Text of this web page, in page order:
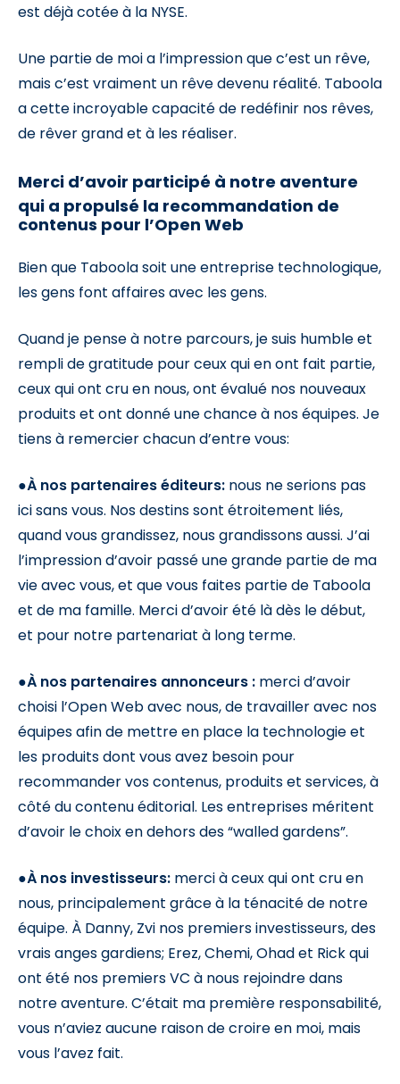
est déjà cotée à la NYSE.
Une partie de moi a l’impression que c’est un rêve,
mais c’est vraiment un rêve devenu réalité. Taboola
a cette incroyable capacité de redéfinir nos rêves,
de rêver grand et à les réaliser.
Merci d’avoir participé à notre aventure
qui a propulsé la recommandation de
contenus pour l’Open Web
Bien que Taboola soit une entreprise technologique,
les gens font affaires avec les gens.
Quand je pense à notre parcours, je suis humble et
rempli de gratitude pour ceux qui en ont fait partie,
ceux qui ont cru en nous, ont évalué nos nouveaux
produits et ont donné une chance à nos équipes. Je
tiens à remercier chacun d’entre vous:
●À nos partenaires éditeurs: nous ne serions pas
ici sans vous. Nos destins sont étroitement liés,
quand vous grandissez, nous grandissons aussi. J’ai
l’impression d’avoir passé une grande partie de ma
vie avec vous, et que vous faites partie de Taboola
et de ma famille. Merci d’avoir été là dès le début,
et pour notre partenariat à long terme.
●À nos partenaires annonceurs : merci d’avoir
choisi l’Open Web avec nous, de travailler avec nos
équipes afin de mettre en place la technologie et
les produits dont vous avez besoin pour
recommander vos contenus, produits et services, à
côté du contenu éditorial. Les entreprises méritent
d’avoir le choix en dehors des “walled gardens”.
●À nos investisseurs: merci à ceux qui ont cru en
nous, principalement grâce à la ténacité de notre
équipe. À Danny, Zvi nos premiers investisseurs, des
vrais anges gardiens; Erez, Chemi, Ohad et Rick qui
ont été nos premiers VC à nous rejoindre dans
notre aventure. C’était ma première responsabilité,
vous n’aviez aucune raison de croire en moi, mais
vous l’avez fait.